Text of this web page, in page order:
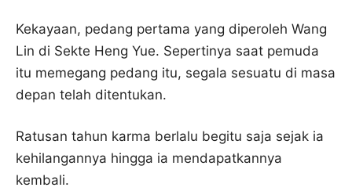
Kekayaan, pedang pertama yang diperoleh Wang
Lin di Sekte Heng Yue. Sepertinya saat pemuda
itu memegang pedang itu, segala sesuatu di masa
depan telah ditentukan.
Ratusan tahun karma berlalu begitu saja sejak ia
kehilangannya hingga ia mendapatkannya
kembali.